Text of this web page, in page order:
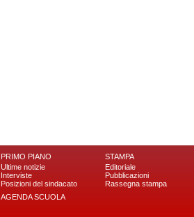
PRIMO PIANO
Ultime notizie
Interviste
Posizioni del sindacato
AGENDA SCUOLA
STAMPA
Editoriale
Pubblicazioni
Rassegna stampa